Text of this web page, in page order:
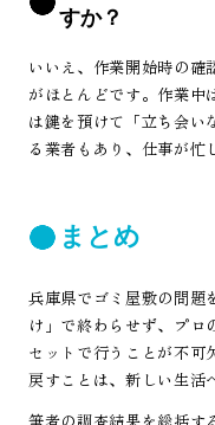
すか？
いいえ、作業開始時の確
がほとんどです。作業中
は鍵を預けて「立ち会い
る業者もあり、仕事が忙
まとめ
兵庫県でゴミ屋敷の問題
け」で終わらせず、プロ
セットで行うことが不可
戻すことは、新しい生活